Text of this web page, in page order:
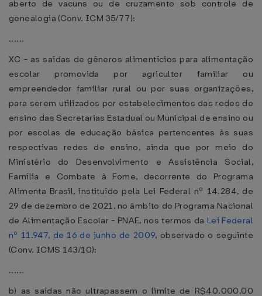
aberto de vacuns ou de cruzamento sob controle de
genealogia (Conv. ICM 35/77):
......
XC - as saídas de gêneros alimentícios para alimentação
escolar promovida por agricultor familiar ou
empreendedor familiar rural ou por suas organizações,
para serem utilizados por estabelecimentos das redes de
ensino das Secretarias Estadual ou Municipal de ensino ou
por escolas de educação básica pertencentes às suas
respectivas redes de ensino, ainda que por meio do
Ministério do Desenvolvimento e Assistência Social,
Família e Combate à Fome, decorrente do Programa
Alimenta Brasil, instituído pela Lei Federal nº 14.284, de
29 de dezembro de 2021, no âmbito do Programa Nacional
de Alimentação Escolar - PNAE, nos termos da Lei Federal
nº 11.947, de 16 de junho de 2009, observado o seguinte
(Conv. ICMS 143/10):
......
b) as saídas não ultrapassem o limite de R$40.000,00